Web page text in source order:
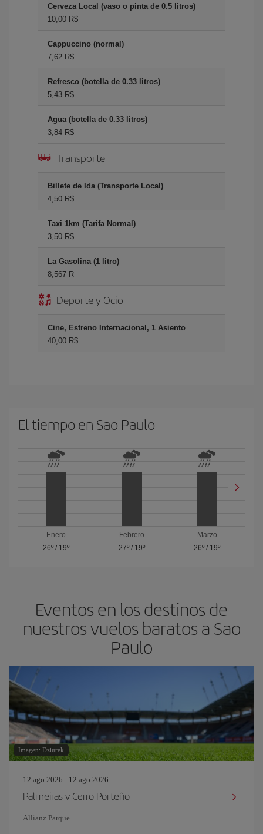
Cerveza Local (vaso o pinta de 0.5 litros)
10,00 R$
Cappuccino (normal)
7,62 R$
Refresco (botella de 0.33 litros)
5,43 R$
Agua (botella de 0.33 litros)
3,84 R$
Transporte
Billete de Ida (Transporte Local)
4,50 R$
Taxi 1km (Tarifa Normal)
3,50 R$
La Gasolina (1 litro)
8,567 R
Deporte y Ocio
Cine, Estreno Internacional, 1 Asiento
40,00 R$
El tiempo en Sao Paulo
Enero
26º/ 19º
Febrero
27º/ 19º
Marzo
26º / 19º
Eventos en los destinos de
nuestros vuelos baratos a Sao
Paulo
Imagen: Dziurek
12 ago 2026 - 12 ago 2026
Palmeiras v Cerro Porteño
Allianz Parque